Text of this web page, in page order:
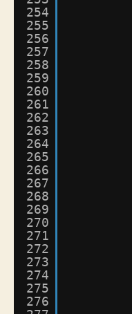
254
255
256
257
258
259
260
261
262
263
264
265
266
267
268
269
270
271
272
273
274
275
276